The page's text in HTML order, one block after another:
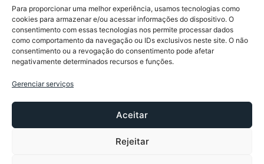
Para proporcionar uma melhor experiência, usamos tecnologias como
cookies para armazenar e/ou acessar informações do dispositivo. O
consentimento com essas tecnologias nos permite processar dados
como comportamento da navegação ou IDs exclusivos neste site. O não
consentimento ou a revogação do consentimento pode afetar
negativamente determinados recursos e funções.
Gerenciar serviços
Aceitar
Rejeitar
Home
A VMCON
Fale Conosco
Privacidade
(54) 9
9979-
5296
Rua
Sanvitto,